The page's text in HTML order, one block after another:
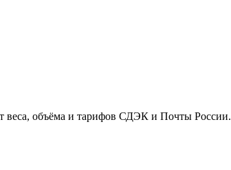
веса, объёма и тарифов СДЭК и Почты России.